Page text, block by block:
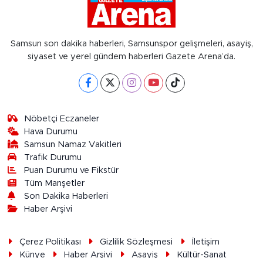
Samsun son dakika haberleri, Samsunspor gelişmeleri, asayiş,
siyaset ve yerel gündem haberleri Gazete Arena’da.
Nöbetçi Eczaneler
Hava Durumu
Samsun Namaz Vakitleri
Trafik Durumu
Puan Durumu ve Fikstür
Tüm Manşetler
Son Dakika Haberleri
Haber Arşivi
Çerez Politikası Gizlilik Sözleşmesi
İletişim
Künye
Haber Arşivi Asayiş Kültür-Sanat